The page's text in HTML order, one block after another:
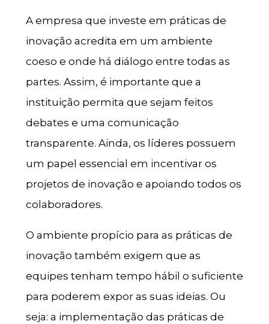
A empresa que investe em práticas de
inovação acredita em um ambiente
coeso e onde há diálogo entre todas as
partes. Assim, é importante que a
instituição permita que sejam feitos
debates e uma comunicação
transparente. Ainda, os líderes possuem
um papel essencial em incentivar os
projetos de inovação e apoiando todos os
colaboradores.
O ambiente propício para as práticas de
inovação também exigem que as
equipes tenham tempo hábil o suficiente
para poderem expor as suas ideias. Ou
seja: a implementação das práticas de